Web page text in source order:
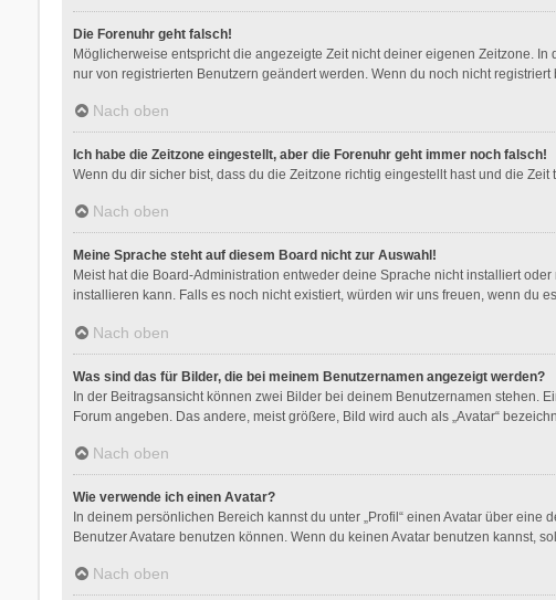
Die Forenuhr geht falsch!
Möglicherweise entspricht die angezeigte Zeit nicht deiner eigenen Zeitzone.
nur von registrierten Benutzern geändert werden. Wenn du noch nicht
Nach oben
Ich habe die Zeitzone eingestellt, aber die Forenuhr geht immer noch falsch!
Wenn du dir sicher bist, dass du die Zeitzone richtig eingestellt hast und die
Nach oben
Meine Sprache steht auf diesem Board nicht zur Auswahl!
Meist hat die Board-Administration entweder deine Sprache nicht installiert
installieren kann. Falls es noch nicht existiert, würden wir uns freuen, wenn du
Nach oben
Was sind das für Bilder, die bei meinem Benutzernamen angezeigt werden?
In der Beitragsansicht können zwei Bilder bei deinem Benutzernamen stehen.
Forum angeben. Das andere, meist größere, Bild wird auch als „Avatar“
Nach oben
Wie verwende ich einen Avatar?
In deinem persönlichen Bereich kannst du unter „Profil“ einen Avatar über
Benutzer Avatare benutzen können. Wenn du keinen Avatar benutzen kannst,
Nach oben